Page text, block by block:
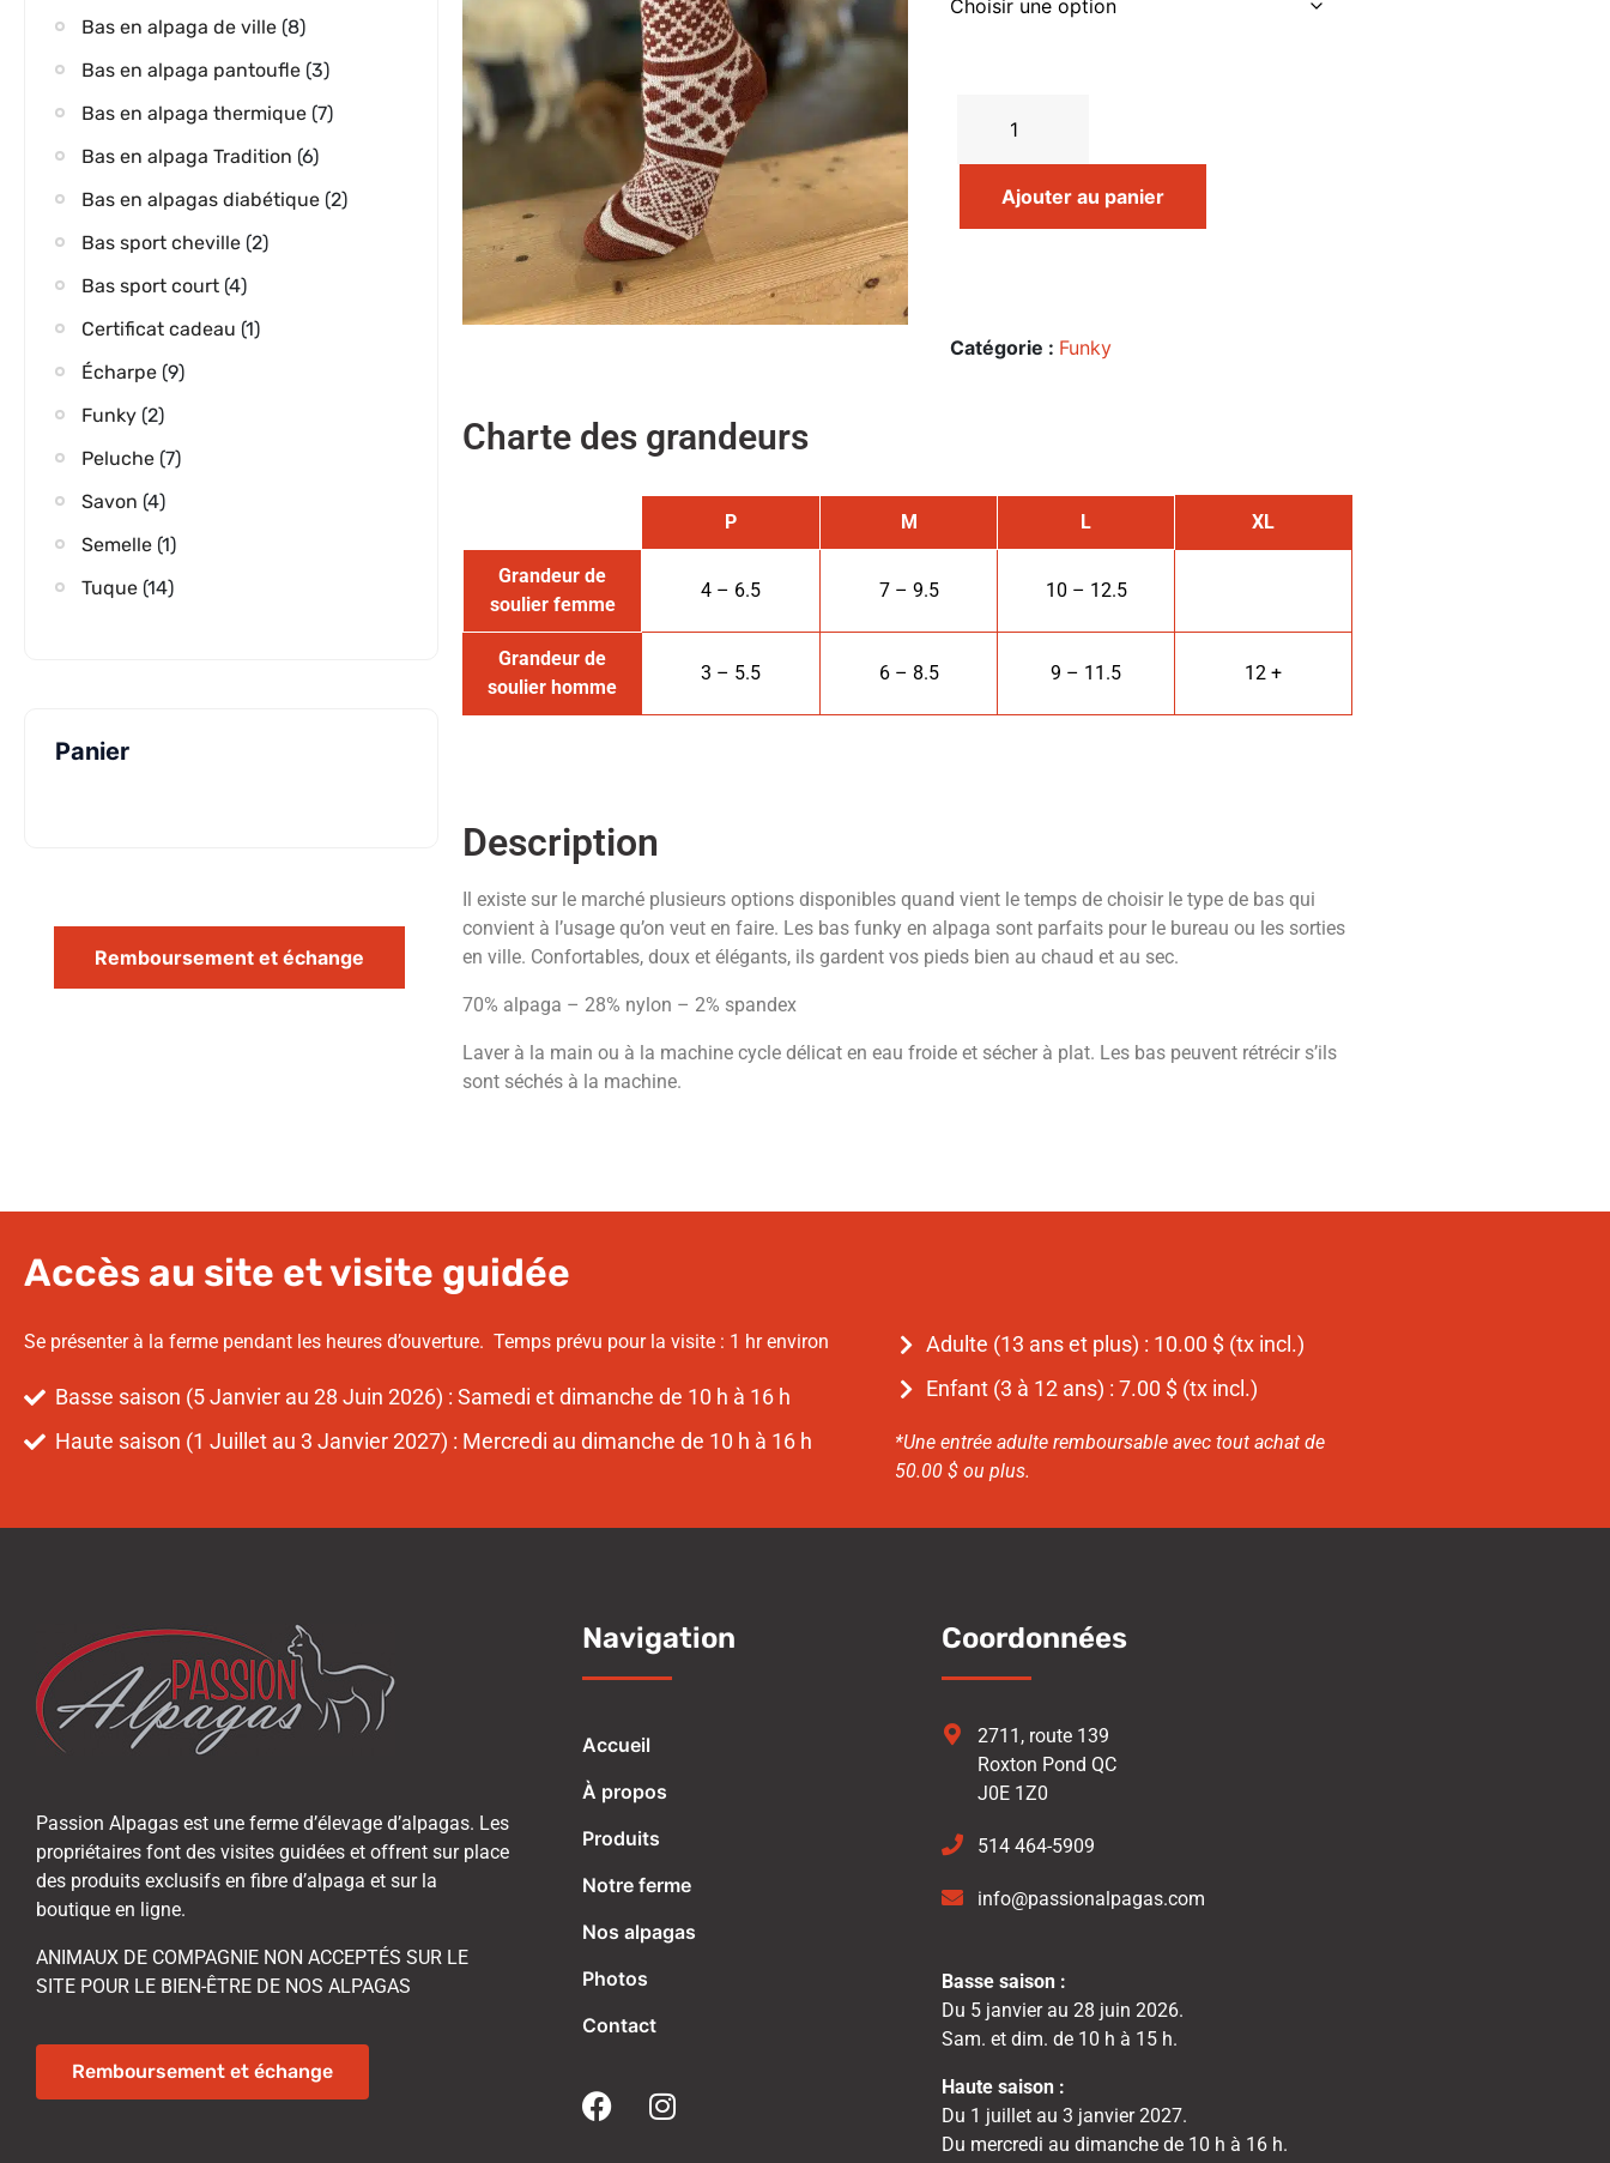
Bas en alpaga de ville (8)
Bas en alpaga pantoufle (3)
Bas en alpaga thermique (7)
Bas en alpaga Tradition (6)
Bas en alpagas diabétique (2)
Bas sport cheville (2)
Bas sport court (4)
Certificat cadeau (1)
Écharpe (9)
Funky (2)
Peluche (7)
Savon (4)
Semelle (1)
Tuque (14)
Panier
Remboursement et échange
Ajouter au panier
Catégorie : Funky
Charte des grandeurs
P M L XL
Grandeur de
soulier femme
4 – 6.5 7 – 9.5 10 – 12.5
Grandeur de
soulier homme
3 – 5.5 6 – 8.5 9 – 11.5 12 +
Description
Il existe sur le marché plusieurs options disponibles quand vient le temps de choisir le type de bas qui
convient à l’usage qu’on veut en faire. Les bas funky en alpaga sont parfaits pour le bureau ou les sorties
en ville. Confortables, doux et élégants, ils gardent vos pieds bien au chaud et au sec.
70% alpaga – 28% nylon – 2% spandex
Laver à la main ou à la machine cycle délicat en eau froide et sécher à plat. Les bas peuvent rétrécir s’ils
sont séchés à la machine.
Accès au site et visite guidée
Se présenter à la ferme pendant les heures d’ouverture. Temps prévu pour la visite : 1 hr environ
Basse saison (5 Janvier au 28 Juin 2026) : Samedi et dimanche de 10 h à 16 h
Haute saison (1 Juillet au 3 Janvier 2027) : Mercredi au dimanche de 10 h à 16 h
Adulte (13 ans et plus) : 10.00 $ (tx incl.)
Enfant (3 à 12 ans) : 7.00 $ (tx incl.)
*Une entrée adulte remboursable avec tout achat de
50.00 $ ou plus.
Passion Alpagas est une ferme d’élevage d’alpagas. Les
propriétaires font des visites guidées et offrent sur place
des produits exclusifs en fibre d’alpaga et sur la
boutique en ligne.
ANIMAUX DE COMPAGNIE NON ACCEPTÉS SUR LE
SITE POUR LE BIEN-ÊTRE DE NOS ALPAGAS
Remboursement et échange
Navigation
Accueil
À propos
Produits
Notre ferme
Nos alpagas
Photos
Contact
Coordonnées
2711, route 139
Roxton Pond QC
J0E 1Z0
514 464-5909
info@passionalpagas.com
Basse saison :
Du 5 janvier au 28 juin 2026.
Sam. et dim. de 10 h à 15 h.
Haute saison :
Du 1 juillet au 3 janvier 2027.
Du mercredi au dimanche de 10 h à 16 h.